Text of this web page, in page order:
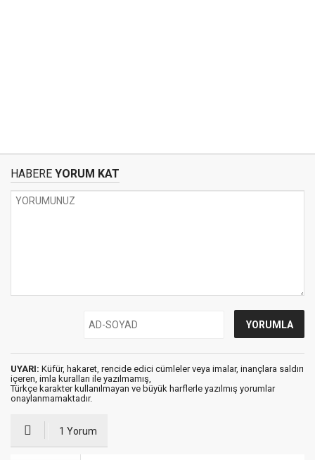
HABERE YORUM KAT
UYARI: Küfür, hakaret, rencide edici cümleler veya imalar, inançlara saldırı
içeren, imla kuralları ile yazılmamış,
Türkçe karakter kullanılmayan ve büyük harflerle yazılmış yorumlar
onaylanmamaktadır.
1 Yorum